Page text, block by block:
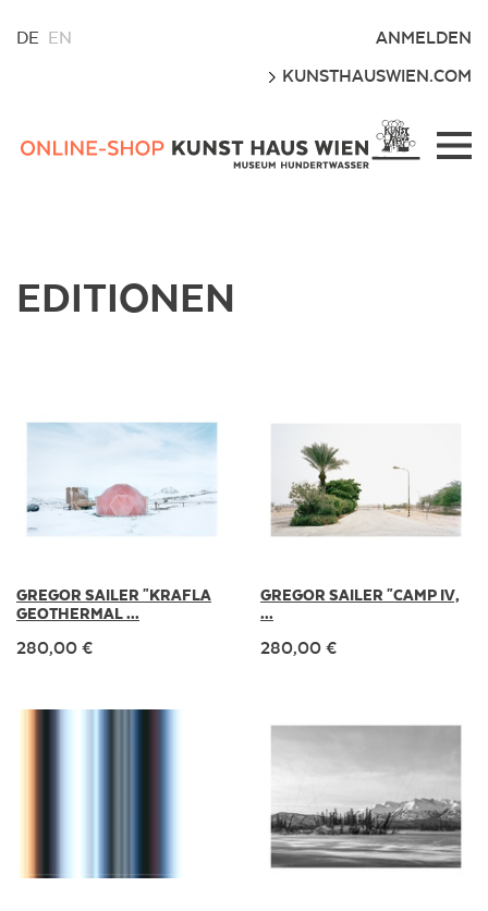
WÄHLEN
DIESE
DE EN
ANMELDEN
KUNSTHAUSWIEN.COM
Wien
EDITIONEN
GREGOR SAILER "KRAFLA
GEOTHERMAL ...
280,00 €
GREGOR SAILER "CAMP IV,
...
280,00 €